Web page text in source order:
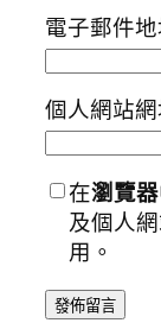
電子郵件
個人網站
在瀏覽器
及個人
用。